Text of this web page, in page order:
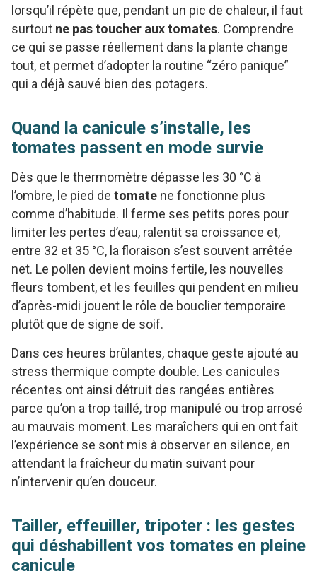
lorsqu’il répète que, pendant un pic de chaleur, il faut
surtout ne pas toucher aux tomates. Comprendre
ce qui se passe réellement dans la plante change
tout, et permet d’adopter la routine “zéro panique”
qui a déjà sauvé bien des potagers.
Quand la canicule s’installe, les
tomates passent en mode survie
Dès que le thermomètre dépasse les 30 °C à
l’ombre, le pied de tomate ne fonctionne plus
comme d’habitude. Il ferme ses petits pores pour
limiter les pertes d’eau, ralentit sa croissance et,
entre 32 et 35 °C, la floraison s’est souvent arrêtée
net. Le pollen devient moins fertile, les nouvelles
fleurs tombent, et les feuilles qui pendent en milieu
d’après-midi jouent le rôle de bouclier temporaire
plutôt que de signe de soif.
Dans ces heures brûlantes, chaque geste ajouté au
stress thermique compte double. Les canicules
récentes ont ainsi détruit des rangées entières
parce qu’on a trop taillé, trop manipulé ou trop arrosé
au mauvais moment. Les maraîchers qui en ont fait
l’expérience se sont mis à observer en silence, en
attendant la fraîcheur du matin suivant pour
n’intervenir qu’en douceur.
Tailler, effeuiller, tripoter : les gestes
qui déshabillent vos tomates en pleine
canicule